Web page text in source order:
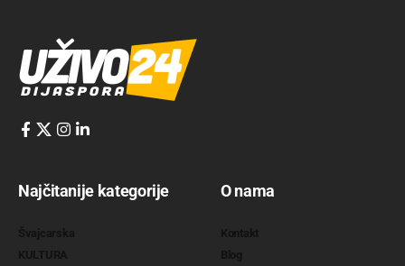
Najčitanije kategorije O nama